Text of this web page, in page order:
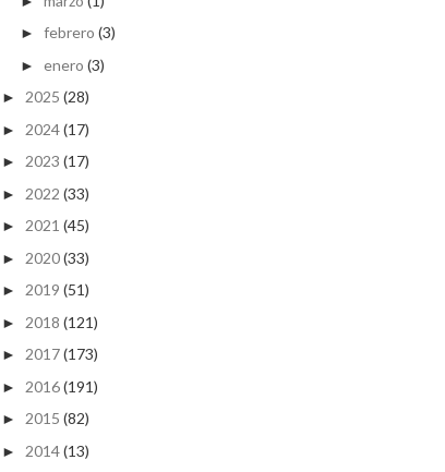
► febrero (3)
► enero (3)
► 2025 (28)
► 2024(17)
► 2023 (17)
► 2022 (33)
► 2021 (45)
► 2020(33)
► 2019 (51)
► 2018 (121)
► 2017(173)
► 2016(191)
► 2015 (82)
► 2014(13)